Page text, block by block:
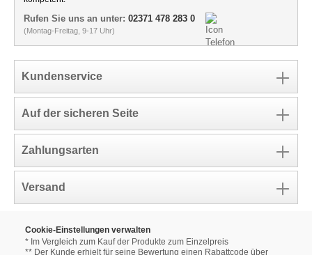
Rufen Sie uns an unter: 02371 478 283 0
(Montag-Freitag, 9-17 Uhr)
Kundenservice
Auf der sicheren Seite
Zahlungsarten
Versand
Cookie-Einstellungen verwalten
* Im Vergleich zum Kauf der Produkte zum Einzelpreis
** Der Kunde erhielt für seine Bewertung einen Rabattcode über